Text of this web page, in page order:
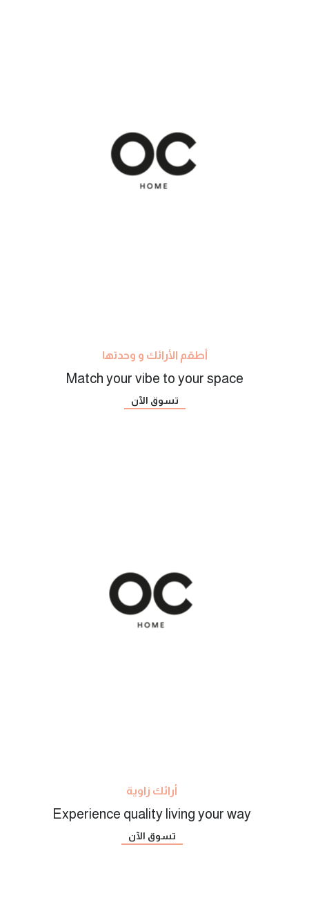
أطقم الأرائك و وحدتها
Match your vibe to your space
تسوق الآن
أرائك زاوية
Experience quality living your way
تسوق الآن